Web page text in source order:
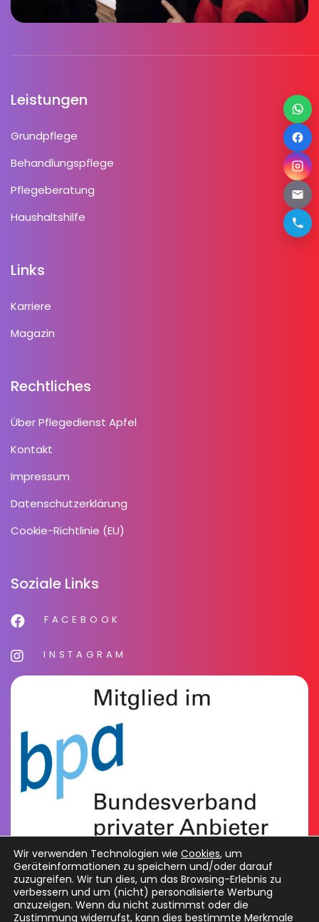
Leistungen
Grundpflege
Behandlungspflege
Pflegeberatung
Haushaltshilfe
Links
Karriere
Magazin
Rechtliches
Über Pflegedienst Apfel
Kontakt
Impressum
Datenschutzerklärung
Cookie-Richtlinie (EU)
Soziale Links
FACEBOOK
INSTAGRAM
Wir verwenden Technologien wie Cookies, um
Geräteinformationen zu speichern und/oder darauf
zuzugreifen. Wir tun dies, um das Browsing-Erlebnis zu
verbessern und um (nicht) personalisierte Werbung
anzuzeigen. Wenn du nicht zustimmst oder die
Zustimmung widerrufst, kann dies bestimmte Merkmale